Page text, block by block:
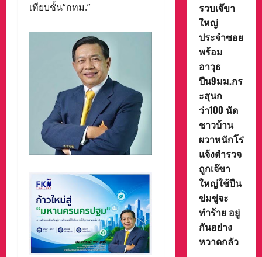
เทียบชั้น“กทม.”
รวบเจ๊ขา
ใหญ่
ประจำซอย
พร้อม
อาวุธ
ปืน9มม.กร
ะสุนก
ว่า100 นัด
ชาวบ้าน
ผวาหนักโร่
แจ้งตำรวจ
ถูกเจ๊ขา
ใหญ่ใช้ปืน
ข่มขู่จะ
ทำร้าย อยู่
กันอย่าง
หวาดกลัว